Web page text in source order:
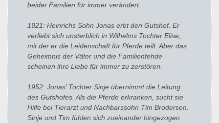
beider Familien für immer verändert.
1921: Heinrichs Sohn Jonas erbt den Gutshof. Er
verliebt sich unsterblich in Wilhelms Tochter Elise,
mit der er die Leidenschaft für Pferde teilt. Aber das
Geheimnis der Väter und die Familienfehde
scheinen ihre Liebe für immer zu zerstören.
1952: Jonas’ Tochter Sinje übernimmt die Leitung
des Gutshofes. Als die Pferde erkranken, sucht sie
Hilfe bei Tierarzt und Nachbarssohn Tim Brodersen.
Sinje und Tim fühlen sich zueinander hingezogen